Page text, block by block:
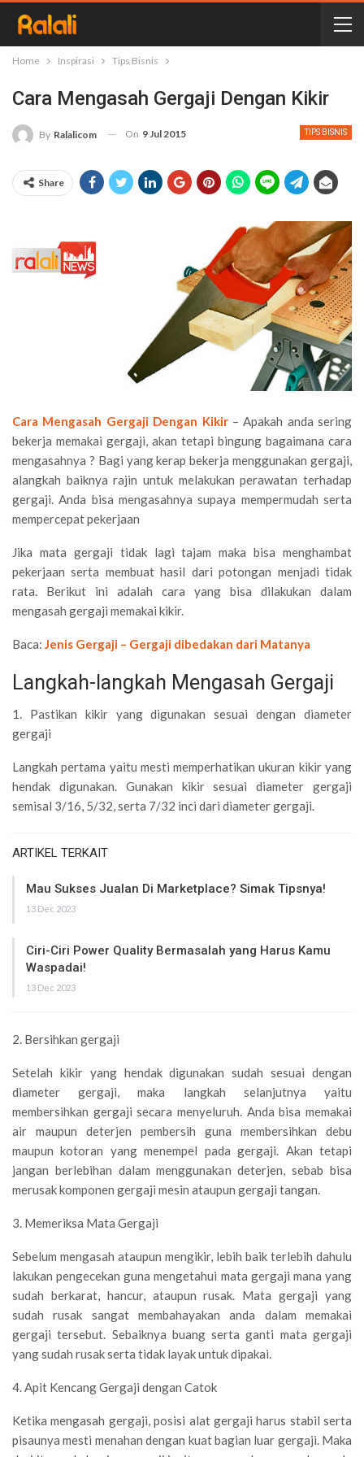
Home Inspirasi Tips Bisnis
Cara Mengasah Gergaji Dengan Kikir
TIPS BISNIS
By Ralalicom On 9 Jul 2015
Share
Cara Mengasah Gergaji Dengan Kikir– Apakah anda sering
bekerja memakai gergaji, akan tetapi bingung bagaimana cara
mengasahnya ? Bagi yang kerap bekerja menggunakan gergaji,
alangkah baiknya rajin untuk melakukan perawatan terhadap
gergaji. Anda bisa mengasahnya supaya mempermudah serta
mempercepat pekerjaan
Jika mata gergaji tidak lagi tajam maka bisa menghambat
pekerjaan serta membuat hasil dari potongan menjadi tidak
rata. Berikut ini adalah cara yang bisa dilakukan dalam
mengasah gergaji memakai kikir.
Baca: Jenis Gergaji – Gergaji dibedakan dari Matanya
Langkah-langkah Mengasah Gergaji
1. Pastikan kikir yang digunakan sesuai dengan diameter
gergaji
Langkah pertama yaitu mesti memperhatikan ukuran kikir yang
hendak digunakan. Gunakan kikir sesuai diameter gergaji
semisal 3/16, 5/32, serta 7/32 inci dari diameter gergaji.
ARTIKEL TERKAIT
Mau Sukses Jualan Di Marketplace? Simak Tipsnya!
13 Dec 2023
Ciri-Ciri Power Quality Bermasalah yang Harus Kamu
Waspadai!
13 Dec 2023
2. Bersihkan gergaji
Setelah kikir yang hendak digunakan sudah sesuai dengan
diameter gergaji, maka langkah selanjutnya yaitu
membersihkan gergaji secara menyeluruh. Anda bisa memakai
air maupun deterjen pembersih guna membersihkan debu
maupun kotoran yang menempel pada gergaji. Akan tetapi
jangan berlebihan dalam menggunakan deterjen, sebab bisa
merusak komponen gergaji mesin ataupun gergaji tangan.
3. Memeriksa Mata Gergaji
Sebelum mengasah ataupun mengikir, lebih baik terlebih dahulu
lakukan pengecekan guna mengetahui mata gergaji mana yang
sudah berkarat, hancur, ataupun rusak. Mata gergaji yang
sudah rusak sangat membahayakan anda dalam memakai
gergaji tersebut. Sebaiknya buang serta ganti mata gergaji
yang sudah rusak serta tidak layak untuk dipakai.
4. Apit Kencang Gergaji dengan Catok
Ketika mengasah gergaji, posisi alat gergaji harus stabil serta
pisaunya mesti menahan dengan kuat bagian luar gergaji. Maka